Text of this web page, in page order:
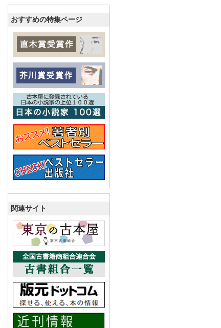
おすすめの特集ページ
関連サイト